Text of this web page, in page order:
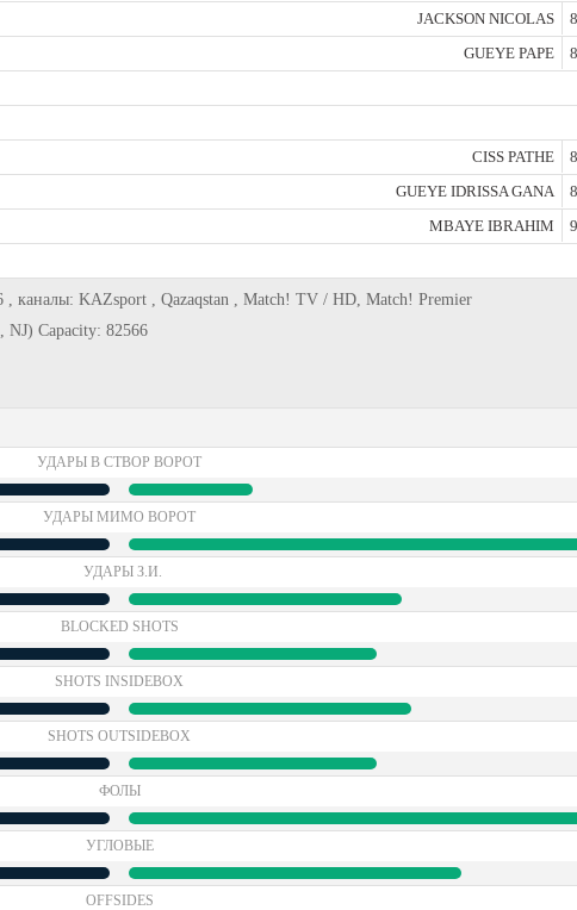
JACKSON NICOLAS
GUEYE PAPE
CISS PATHE
GUEYE IDRISSA GANA
MBAYE IBRAHIM
каналы: KAZsport , Qazaqstan , Match! TV / HD, Match! Premier
NJ) Capacity: 82566
УДАРЫ В СТВОР ВОРОТ
УДАРЫ МИМО ВОРОТ
УДАРЫ З.И.
BLOCKED SHOTS
SHOTS INSIDEBOX
SHOTS OUTSIDEBOX
ФОЛЫ
УГЛОВЫЕ
OFFSIDES